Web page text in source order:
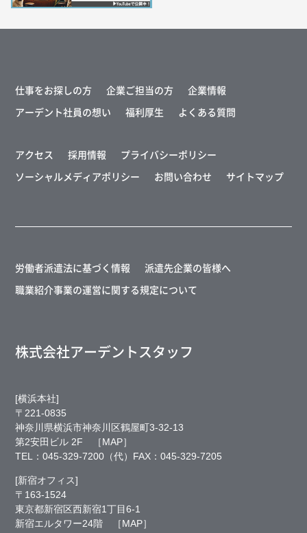
株式会社アーデントスタッフ
[横浜本社]
〒221-0835
神奈川県横浜市神奈川区鶴屋町3-32-13
第2安田ビル 2F
［MAP］
TEL：045-329-7200 （代）FAX：045-329-7205
[新宿オフィス]
〒163-1524
東京都新宿区西新宿1丁目6-1
新宿エルタワー24階
［MAP］
仕事をお探しの方 企業ご担当の方
企業情報
アーデント社員の想い
福利厚生 よくある質問
アクセス 採用情報
プライバシーポリシー
ソーシャルメディアポリシー
お問い合わせ サイトマップ
労働者派遣法に基づく情報
派遣先企業の皆様へ
職業紹介事業の運営に関する規定について